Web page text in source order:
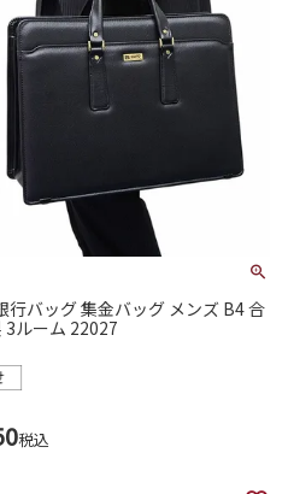
行バッグ 集金バッグ メンズ B4 合
3ルーム 22027
税込